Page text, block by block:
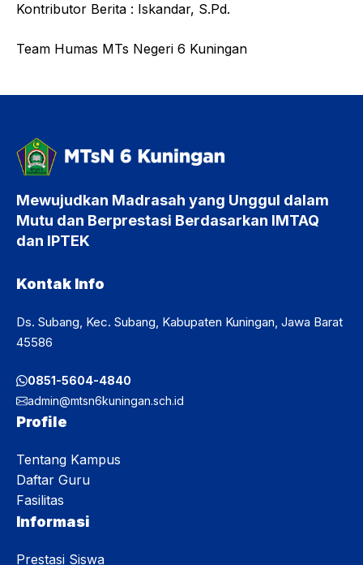
Kontributor Berita : Iskandar, S.Pd.
Team Humas MTs Negeri 6 Kuningan
Mewujudkan Madrasah yang Unggul dalam
Mutu dan Berprestasi Berdasarkan IMTAQ
dan IPTEK
Kontak Info
Ds. Subang, Kec. Subang, Kabupaten Kuningan, Jawa Barat
45586
0851-5604-4840
admin@mtsn6kuningan.sch.id
Profile
Tentang Kampus
Daftar Guru
Fasilitas
Informasi
Prestasi Siswa